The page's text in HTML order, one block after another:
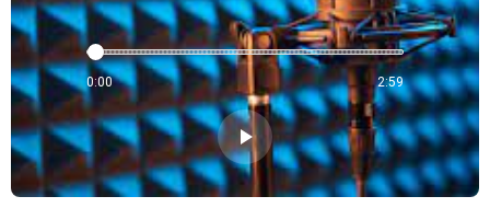
0:00 2:59
play_arrow